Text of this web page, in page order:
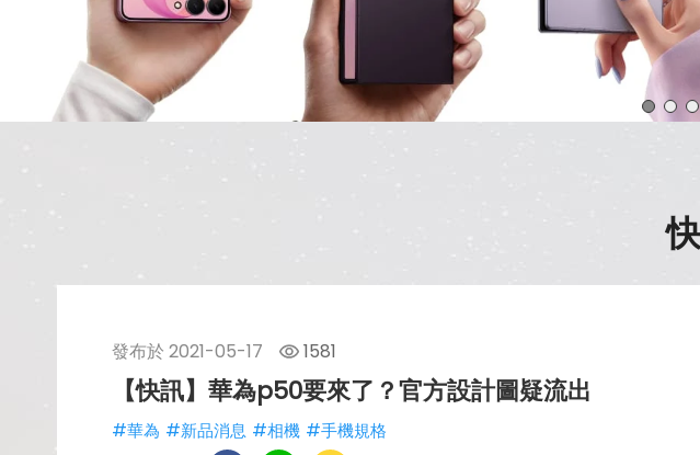
發布於 2021-05-17 1581
【快訊】華為p50要來了？官方設計圖疑流出
#華為 #新品消息 #相機 #手機規格